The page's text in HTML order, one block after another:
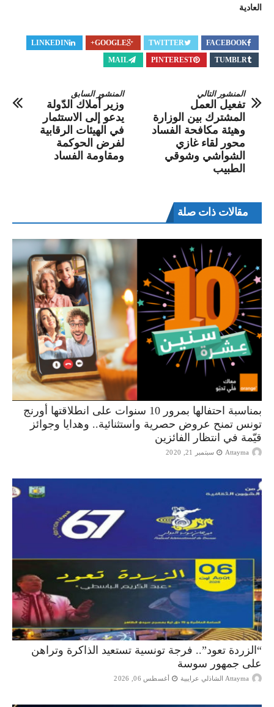
العادية
FACEBOOK
TWITTER
GOOGLE+
LINKEDIN
TUMBLR
PINTEREST
MAIL
المنشور السابق
وزير أملاك الدّولة
يدعو إلى الاستثمار
في الهيئات الرقابية
لفرض الحوكمة
ومقاومة الفساد
المنشور التالي
تفعيل العمل
المشترك بين الوزارة
وهيئة مكافحة الفساد
محور لقاء غازي
الشواشي وشوقي
الطبيب
مقالات ذات صلة
بمناسبة احتفالها بمرور 10 سنوات على انطلاقتها أورنج
تونس تمنح عروض حصرية واستثنائية.. وهدايا وجوائز
قيّمة في انتظار الفائزين
Attayma سبتمبر 21, 2020
“الزردة تعود”.. فرجة تونسية تستعيد الذاكرة وتراهن
على جمهور سوسة
Attayma الشاذلي عرايبية أغسطس 06, 2026